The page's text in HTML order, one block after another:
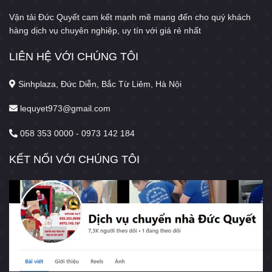
Vận tải Đức Quyết cam kết mạnh mẽ mang đến cho quý khách
hàng dịch vụ chuyên nghiệp, uy tín với giá rẻ nhất
LIÊN HỆ VỚI CHÚNG TÔI
Sinhplaza, Đức Diễn, Bắc Từ Liêm, Hà Nội
lequyet973@gmail.com
058 353 0000 - 0973 142 184
KẾT NỐI VỚI CHÚNG TÔI